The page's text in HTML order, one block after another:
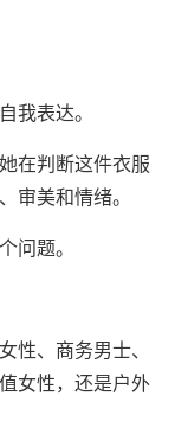
我表达。
在判断这件衣服
审美和情绪。
问题。
性、商务男士、
女性，还是户外